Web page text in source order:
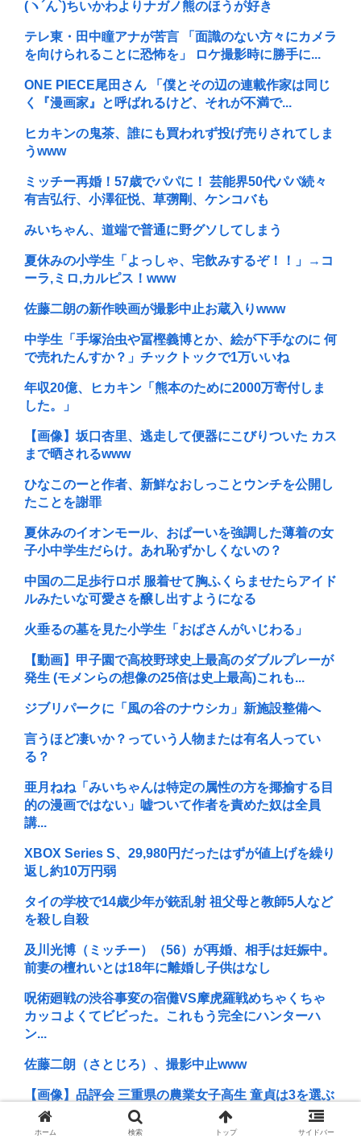
(ヽ´ん`) ちいかわよりナガノ熊のほうが好き
テレ東・田中瞳アナが苦言 「面識のない方々にカメラ
を向けられることに恐怖を」 ロケ撮影時に勝手に...
ONE PIECE尾田さん 「僕とその辺の連載作家は同じ
く『漫画家』と呼ばれるけど、それが不満で...
ヒカキンの鬼茶、誰にも買われず投げ売りされてしま
うwww
ミッチー再婚！57歳でパパに！ 芸能界50代パパ続々
有吉弘行、小澤征悦、草彅剛、ケンコバも
みいちゃん、道端で普通に野グソしてしまう
夏休みの小学生「よっしゃ、宅飲みするぞ！！」→コ
ーラ,ミロ,カルピス！www
佐藤二朗の新作映画が撮影中止お蔵入りwww
中学生「手塚治虫や冨樫義博とか、絵が下手なのに 何
で売れたんすか？」チックトックで1万いいね
年収20億、ヒカキン「熊本のために2000万寄付しま
した。」
【画像】坂口杏里、逃走して便器にこびりついた カス
まで晒されるwww
ひなこのーと作者、新鮮なおしっことウンチを公開し
たことを謝罪
夏休みのイオンモール、おぱーいを強調した薄着の女
子小中学生だらけ。あれ恥ずかしくないの？
中国の二足歩行ロボ 服着せて胸ふくらませたらアイド
ルみたいな可愛さを醸し出すようになる
火垂るの墓を見た小学生「おばさんがいじわる」
【動画】甲子園で高校野球史上最高のダブルプレーが
発生 (モメンらの想像の25倍は史上最高)これも...
ジブリパークに「風の谷のナウシカ」新施設整備へ
言うほど凄いか？っていう人物または有名人ってい
る？
亜月ねね「みいちゃんは特定の属性の方を揶揄する目
的の漫画ではない」嘘ついて作者を責めた奴は全員
講...
XBOX Series S、29,980円だったはずが値上げを繰り
返し約10万円弱
タイの学校で14歳少年が銃乱射 祖父母と教師5人など
を殺し自殺
及川光博（ミッチー）（56）が再婚、相手は妊娠中。
前妻の檀れいとは18年に離婚し子供はなし
呪術廻戦の渋谷事変の宿儺VS摩虎羅戦めちゃくちゃ
カッコよくてビビった。これもう完全にハンターハ
ン...
佐藤二朗（さとじろ）、撮影中止www
【画像】品評会 三重県の農業女子高生 童貞は3を選ぶ
らしい
ホーム 検索 トップ サイドバー